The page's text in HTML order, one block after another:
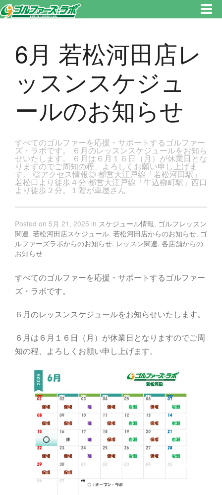
す。新宿区、若松河田で気軽にゴルフレッスン！
6月 若松河田店レ
ッスンスケジュ
ールのお知らせ
すべてのゴルファーを応援・サポートするゴルファー
ズ・ラボです。 ６月のレッスンスケジュールをお知ら
せいたします。 ６月は６月１６日（月）が休業日とな
りますのでご周知の程、よろしくお願い申し上げま
す。 ◎アクセス情報◎ 都営大江戸線「若松河田駅」
若松口より徒歩４分 都営大江戸線「牛込柳町駅」西口
より徒歩２分。１階が車屋さん
Posted on 5月 21, 2025 in スケジュール情報, ゴルフレッスン
関連, 若松河田店スケジュール, 若松河田店からのお知らせ, ゴ
ルファーズラボからのお知らせ, レッスン関連, 各店舗からの
お知らせ
すべてのゴルファーを応援・サポートするゴルファー
ズ・ラボです。
６月のレッスンスケジュールをお知らせいたします。
６月は６月１６日（月）が休業日となりますのでご周
知の程、よろしくお願い申し上げます。